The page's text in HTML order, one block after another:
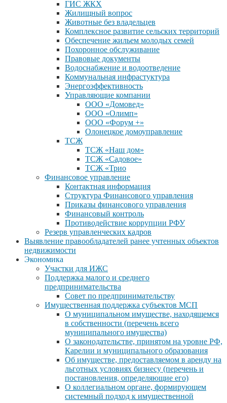
ГИС ЖКХ
Жилищный вопрос
Животные без владельцев
Комплексное развитие сельских территорий
Обеспечение жильем молодых семей
Похоронное обслуживание
Правовые документы
Водоснабжение и водоотведение
Коммунальная инфрастуктура
Энергоэффективность
Управляющие компании
ООО «Домовед»
ООО «Олимп»
ООО «Форум +»
Олонецкое домоуправление
ТСЖ
ТСЖ «Наш дом»
ТСЖ «Садовое»
ТСЖ «Трио
Финансовое управление
Контактная информация
Структура Финансового управления
Приказы финансового управления
Финансовый контроль
Противодействие коррупции РФУ
Резерв управленческих кадров
Выявление правообладателей ранее учтенных объектов
недвижимости
Экономика
Участки для ИЖС
Поддержка малого и среднего
предпринимательства
Совет по предпринимательству
Имущественная поддержка субъектов МСП
О муниципальном имуществе, находящемся
в собственности (перечень всего
муниципального имущества)
О законодательстве, принятом на уровне РФ,
Карелии и муниципального образования
Об имуществе, предоставляемом в аренду на
льготных условиях бизнесу (перечень и
постановления, определяющие его)
О коллегиальном органе, формирующем
системный подход к имущественной